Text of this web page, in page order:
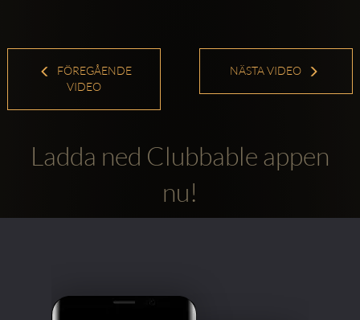
FÖREGÅENDE
VIDEO
NÄSTA VIDEO
Ladda ned Clubbable appen
nu!